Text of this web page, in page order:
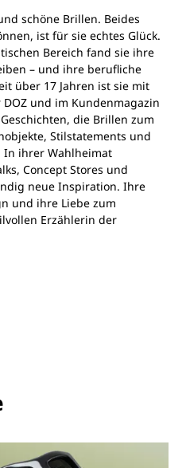
schöne Brillen. Beides
ist für sie echtes Glück.
Bereich fand sie ihre
– und ihre berufliche
über 17 Jahren ist sie mit
und im Kundenmagazin
die Brillen zum
Stilstatements und
In ihrer Wahlheimat
Concept Stores und
neue Inspiration. Ihre
und ihre Liebe zum
Erzählerin der